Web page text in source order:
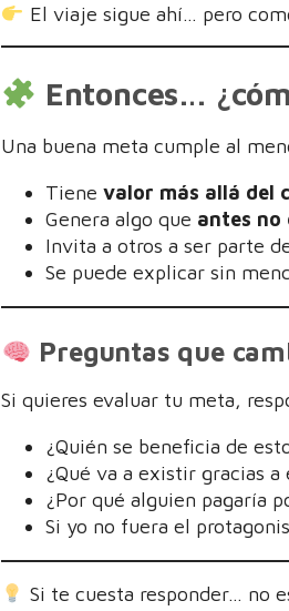
El viaje sigue ahí… pero
Entonces…
Una buena meta cumple al
Tienevalor más allá del
Genera algo que antes no
Invita a otros a ser parte
Se puede explicar sin
Preguntas que
Si quieres evaluar tu meta,
¿Quién se beneficia de
¿Qué va a existir gracias a
¿Por qué alguien pagaría
Si yo no fuera el
Si te cuesta responder… no